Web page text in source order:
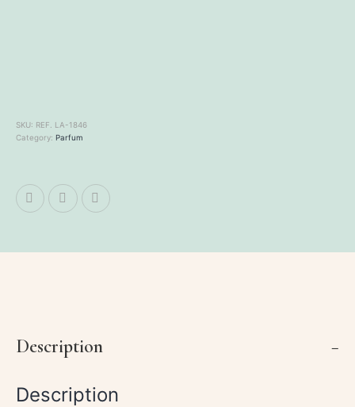
SKU: REF. LA-1846
Category: Parfum
Description
Description